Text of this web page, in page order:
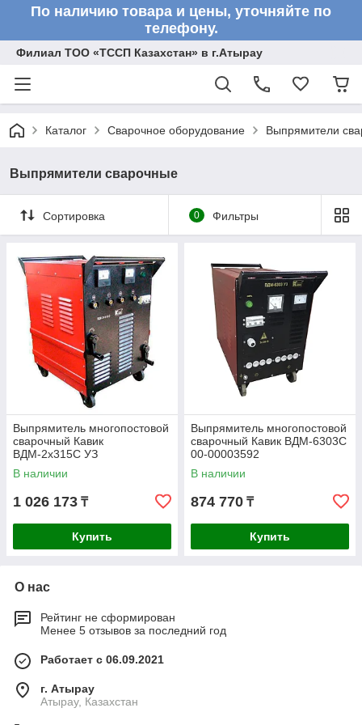
По наличию товара и цены, уточняйте по
телефону.
Филиал ТОО «ТССП Казахстан» в г.Атырау
Каталог Сварочное оборудование Выпрямители
Выпрямители сварочные
Сортировка 0 Фильтры
Выпрямитель многопостовой
сварочный Кавик
ВДМ-2х315С УЗ
В наличии
1 026 173 ₸
Купить
Выпрямитель многопостовой
сварочный Кавик ВДМ-6303С
00-00003592
В наличии
874 770 ₸
Купить
О нас
Рейтинг не сформирован
Менее 5 отзывов за последний год
Работает с 06.09.2021
г. Атырау
Атырау, Казахстан